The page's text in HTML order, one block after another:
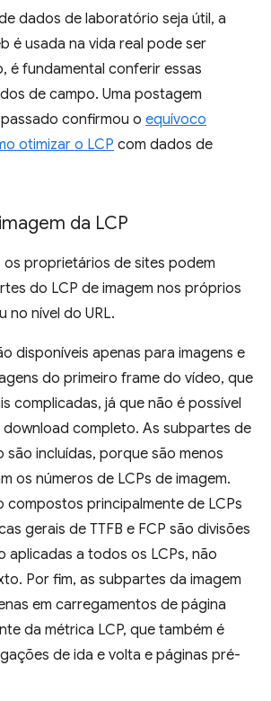
dados de laboratório seja útil, a
é usada na vida real pode ser
é fundamental conferir essas
de campo. Uma postagem
confirmou o equívoco
otimizar o LCP com dados de
da LCP
os proprietários de sites podem
do LCP de imagem nos próprios
no nível do URL.
disponíveis apenas para imagens e
do primeiro frame do vídeo, que
complicadas, já que não é possível
completo. As subpartes de
são incluídas, porque são menos
os números de LCPs de imagem.
compostos principalmente de LCPs
gerais de TTFB e FCP são divisões
aplicadas a todos os LCPs, não
Por fim, as subpartes da imagem
em carregamentos de página
da métrica LCP, que também é
de ida e volta e páginas pré-